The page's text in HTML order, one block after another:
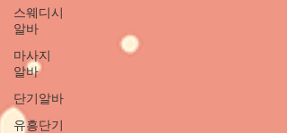
스웨디시
알바
마사지
알바
단기알바
유흥단기